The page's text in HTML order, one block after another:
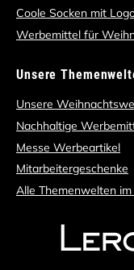
Coole Socken mit
Werbemittel für
Unsere
Unsere
Nachhaltige
Messe Werbeartikel
Mitarbeitergeschenke
Alle Themenwelten